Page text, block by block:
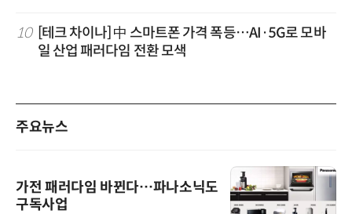
10
[테크 차이나] 中 스마트폰 가격 폭등…AI·5G로 모바
일 산업 패러다임 전환 모색
주요뉴스
가전 패러다임 바뀐다…파나소닉도
구독사업